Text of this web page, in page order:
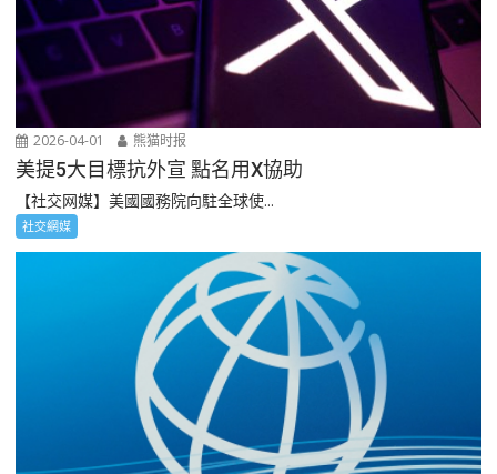
2026-04-01 熊猫时报
美提5大目標抗外宣 點名用X協助
【社交网媒】美國國務院向駐全球使...
社交網媒